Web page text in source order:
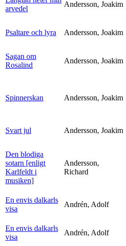
arvedel
Andersson, Joakim
Psaltare och lyra Andersson, Joakim
Sagan om
Rosalind
Andersson, Joakim
Spinnerskan Andersson, Joakim
Svart jul Andersson, Joakim
Den blodiga
sotarn [enligt
Karlfeldt i
musiken]
Andersson,
Richard
En envis dalkarls
visa
Andrén, Adolf
En envis dalkarls
visa
Andrén, Adolf